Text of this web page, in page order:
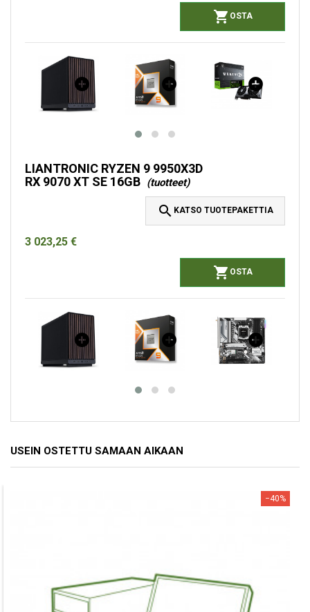
 OSTA
LIANTRONIC RYZEN 9 9950X3D
RX 9070 XT SE 16GB (tuotteet)
 KATSO TUOTEPAKETTIA
3 023,25 €
 OSTA
USEIN OSTETTU SAMAAN AIKAAN
−40%